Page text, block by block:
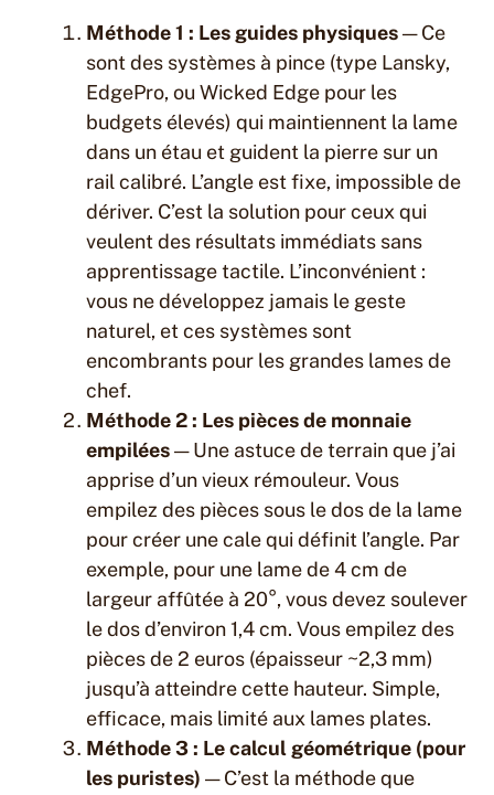
Méthode 1 : Les guides physiques— Ce
sont des systèmes à pince (type Lansky,
EdgePro, ou Wicked Edge pour les
budgets élevés) qui maintiennent la lame
dans un étau et guident la pierre sur un
rail calibré. L’angle est fixe, impossible de
dériver. C’est la solution pour ceux qui
veulent des résultats immédiats sans
apprentissage tactile. L’inconvénient :
vous ne développez jamais le geste
naturel, et ces systèmes sont
encombrants pour les grandes lames de
chef.
Méthode 2 : Les pièces de monnaie
empilées— Une astuce de terrain que j’ai
apprise d’un vieux rémouleur. Vous
empilez des pièces sous le dos de la lame
pour créer une cale qui définit l’angle. Par
exemple, pour une lame de 4 cm de
largeur affûtée à 20°, vous devez soulever
le dos d’environ 1,4 cm. Vous empilez des
pièces de 2 euros (épaisseur ~2,3 mm)
jusqu’à atteindre cette hauteur. Simple,
efficace, mais limité aux lames plates.
Méthode 3 : Le calcul géométrique (pour
les puristes) — C’est la méthode que